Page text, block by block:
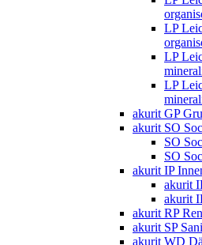
LP
LP
LP
akurit GP
akurit SO
SO
SO
akurit IP
akurit
akurit
akurit RP
akurit SP
akurit WD